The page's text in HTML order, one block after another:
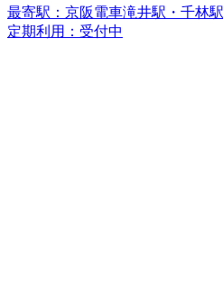
最寄駅：京阪電車滝井駅・千林駅
定期利用：受付中